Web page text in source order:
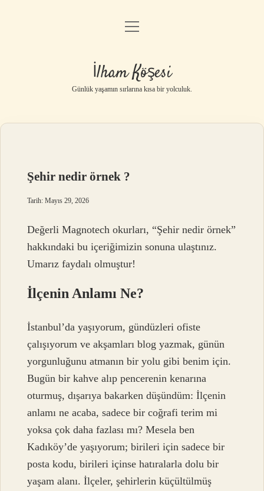
Anasayfa
Yasal Uyarı
menüyü
İlham Köşesi
Günlük yaşamın sırlarına kısa bir yolculuk.
Şehir nedir örnek ?
Tarih: Mayıs 29, 2026
Değerli Magnotech okurları, “Şehir nedir örnek”
hakkındaki bu içeriğimizin sonuna ulaştınız.
Umarız faydalı olmuştur!
İlçenin Anlamı Ne?
İstanbul’da yaşıyorum, gündüzleri ofiste
çalışıyorum ve akşamları blog yazmak, günün
yorgunluğunu atmanın bir yolu gibi benim için.
Bugün bir kahve alıp pencerenin kenarına
oturmuş, dışarıya bakarken düşündüm: İlçenin
anlamı ne acaba, sadece bir coğrafi terim mi
yoksa çok daha fazlası mı? Mesela ben
Kadıköy’de yaşıyorum; birileri için sadece bir
posta kodu, birileri içinse hatıralarla dolu bir
yaşam alanı. İlçeler, şehirlerin küçültülmüş